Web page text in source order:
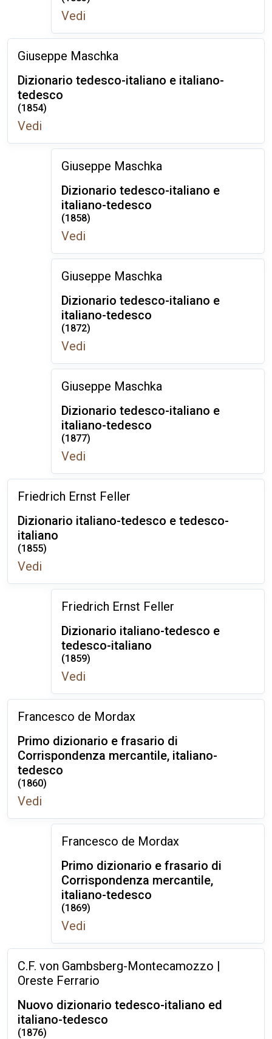
Vedi
Giuseppe Maschka
Dizionario tedesco-italiano e italiano-
tedesco
(1854)
Vedi
Giuseppe Maschka
Dizionario tedesco-italiano e
italiano-tedesco
(1858)
Vedi
Giuseppe Maschka
Dizionario tedesco-italiano e
italiano-tedesco
(1872)
Vedi
Giuseppe Maschka
Dizionario tedesco-italiano e
italiano-tedesco
(1877)
Vedi
Friedrich Ernst Feller
Dizionario italiano-tedesco e tedesco-
italiano
(1855)
Vedi
Friedrich Ernst Feller
Dizionario italiano-tedesco e
tedesco-italiano
(1859)
Vedi
Francesco de Mordax
Primo dizionario e frasario di
Corrispondenza mercantile, italiano-
tedesco
(1860)
Vedi
Francesco de Mordax
Primo dizionario e frasario di
Corrispondenza mercantile,
italiano-tedesco
(1869)
Vedi
C.F. von Gambsberg-Montecamozzo |
Oreste Ferrario
Nuovo dizionario tedesco-italiano ed
italiano-tedesco
(1876)